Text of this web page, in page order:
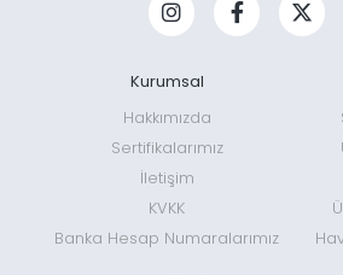
Kurumsal
Hakkımızda
Sertifikalarımız
İletişim
KVKK
Banka Hesap Numaralarımız